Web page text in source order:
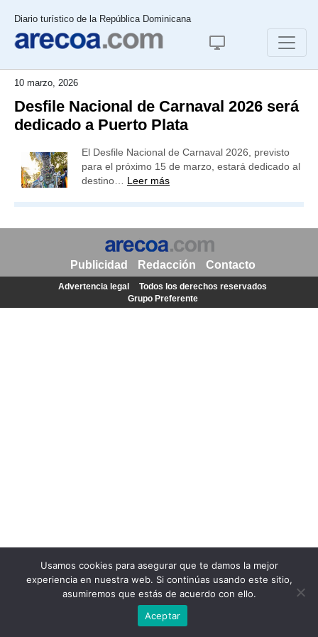
Diario turístico de la República Dominicana
10 marzo, 2026
Desfile Nacional de Carnaval 2026 será
dedicado a Puerto Plata
El Desfile Nacional de Carnaval 2026, previsto
para el próximo 15 de marzo, estará dedicado al
destino… Leer más
Usamos cookies para asegurar que te damos la mejor
experiencia en nuestra web. Si continúas usando este sitio,
asumiremos que estás de acuerdo con ello.
Aceptar
Publicidad Redacción Contacto
Advertencia legal
Todos los derechos reservados
Grupo Preferente